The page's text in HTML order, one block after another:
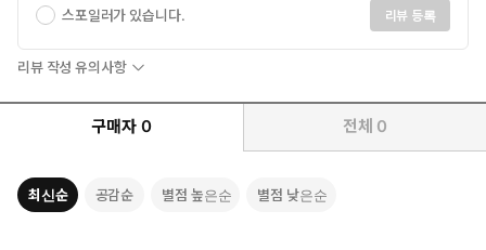
창의적인 프로젝트에 도전할 수 있는 자신감을 갖게 될 것입니다.
*생성형 GPT를 활용하여 제작되었습니다.
스포일러가 있습니다. 리뷰 등록
리뷰 작성 유의사항
구매자 0 전체 0
최신순 공감순 별점 높은순 별점 낮은순